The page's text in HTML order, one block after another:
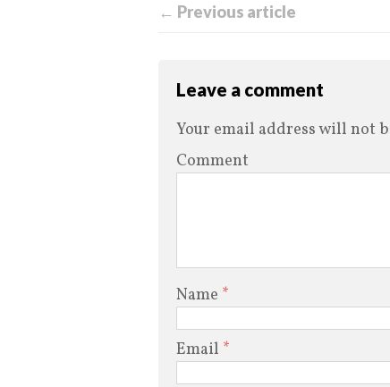
← Previous article
Leave a comment
Your email address will not
Comment
Name *
Email *